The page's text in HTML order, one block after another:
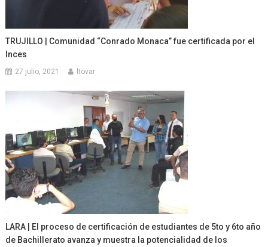
TRUJILLO | Comunidad “Conrado Monaca” fue certificada por el
Inces
27 julio, 2021 ltovar
LARA | El proceso de certificación de estudiantes de 5to y 6to año
de Bachillerato avanza y muestra la potencialidad de los